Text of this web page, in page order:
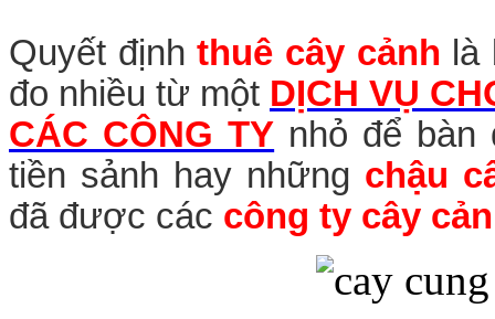
Quyết địnhthuê cây cảnh
đo nhiều từ một DỊCH VỤ
CÁC CÔNG TY nhỏ để
tiền sảnh hay những chậu
đã được các công ty cây